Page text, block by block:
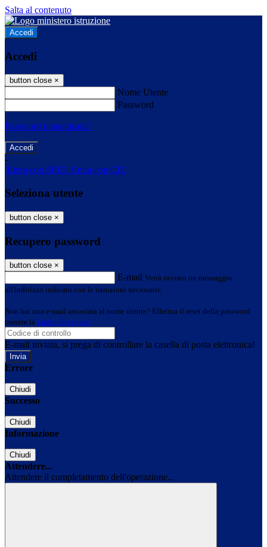
Salta al contenuto
Accedi
Accedi
button close ×
Nome Utente
Password
Password dimenticata?
-
Entra con SPID Entra con CIE
Seleziona utente
button close ×
Recupero password
button close ×
E-mail Verrà inviato un messaggio
all'indirizzo indicato con le istruzioni necessarie.
Non hai una e-mail associata al nome utente? Effettua il reset della password
tramite la Login Spaggiari
E-mail inviata, si prega di controllare la casella di posta elettronica!
Errore
Chiudi
Successo
Chiudi
Informazione
Chiudi
Attendere...
Attendere il completamento dell'operazione...